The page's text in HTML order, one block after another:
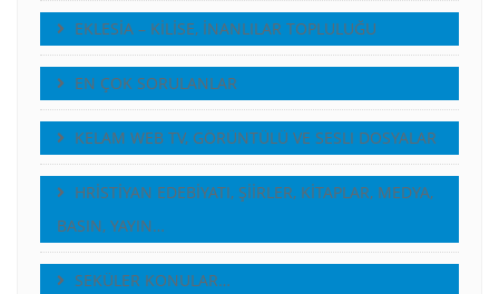
EKLESİA – KİLİSE, İNANLILAR TOPLULUĞU
EN ÇOK SORULANLAR
KELAM WEB TV, GÖRÜNTÜLÜ VE SESLI DOSYALAR
HRİSTİYAN EDEBİYATI, ŞİİRLER, KİTAPLAR, MEDYA,
BASIN, YAYIN…
SEKÜLER KONULAR…